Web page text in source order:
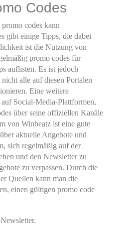
Codes
codes kann
gibt einige Tipps, die dabei
ist die Nutzung von
promo codes für
auflisten. Es ist jedoch
alle auf diesen Portalen
Eine weitere
Social-Media-Plattformen,
über seine offiziellen Kanäle
von Winbeatz ist eine gute
aktuelle Angebote und
sich regelmäßig auf der
und den Newsletter zu
zu verpassen. Durch die
Quellen kann man die
einen gültigen promo code